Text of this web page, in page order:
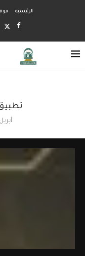
الرئيسية
أبريل 18, 2021